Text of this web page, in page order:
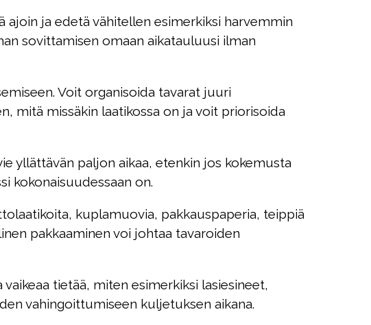
ajoin ja edetä vähitellen esimerkiksi harvemmin
sovittamisen omaan aikatauluusi ilman
Voit organisoida tavarat juuri
mitä missäkin laatikossa on ja voit priorisoida
yllättävän paljon aikaa, etenkin jos kokemusta
kokonaisuudessaan on.
kuplamuovia, pakkauspaperia, teippiä
pakkaaminen voi johtaa tavaroiden
tietää, miten esimerkiksi lasiesineet,
vahingoittumiseen kuljetuksen aikana.